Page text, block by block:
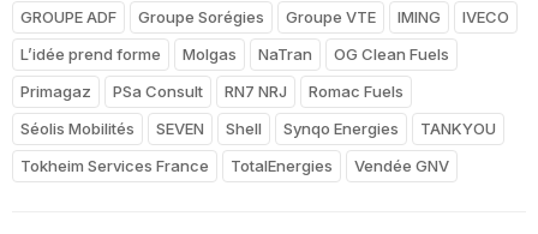
GROUPE ADF
Groupe Sorégies Groupe VTE IMING
IVECO
L’idée prend forme
Molgas NaTran
OG Clean Fuels
Primagaz
PSa Consult RN7 NRJ
Romac Fuels
Séolis Mobilités
SEVEN Shell Synqo Energies
TANKYOU
Tokheim Services France
TotalEnergies Vendée GNV